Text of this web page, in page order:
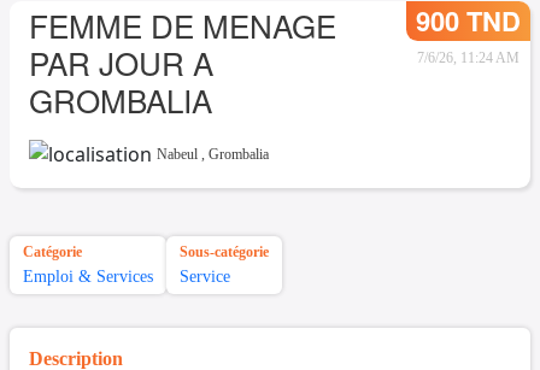
FEMME DE MENAGE
PAR JOUR A
GROMBALIA
900 TND
7/6/26, 11:24 AM
Nabeul , Grombalia
Catégorie
Emploi & Services
Sous-catégorie
Service
Description